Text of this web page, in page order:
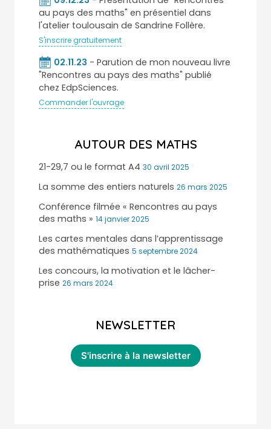
au pays des maths" en présentiel dans
l'atelier toulousain de Sandrine Follère.
S'inscrire gratuitement
02.11.23 - Parution de mon nouveau livre
"Rencontres au pays des maths" publié
chez EdpSciences.
Commander l'ouvrage
AUTOUR DES MATHS
21-29,7 ou le format A4 30 avril 2025
La somme des entiers naturels 26 mars 2025
Conférence filmée « Rencontres au pays
des maths » 14 janvier 2025
Les cartes mentales dans l’apprentissage
des mathématiques 5 septembre 2024
Les concours, la motivation et le lâcher-
prise 26 mars 2024
NEWSLETTER